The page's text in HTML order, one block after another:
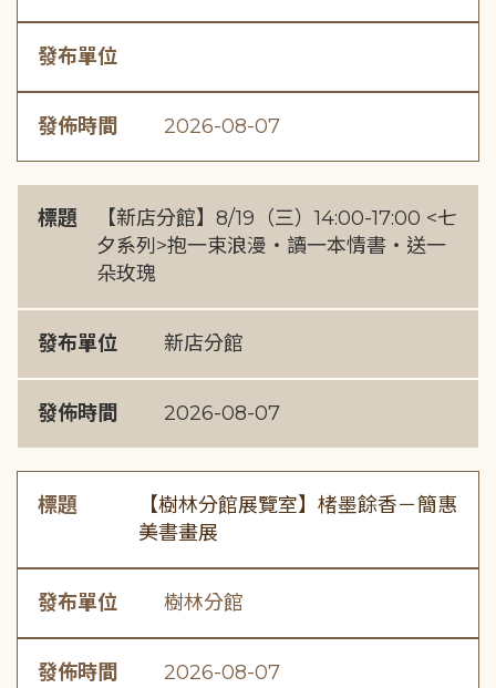
發布單位
發佈時間 2026-08-07
標題
【新店分館】8/19（三）14:00-17:00 <七
夕系列>抱一束浪漫・讀一本情書・送一
朵玫瑰
發布單位 新店分館
發佈時間 2026-08-07
標題
【樹林分館展覽室】楮墨餘香－簡惠
美書畫展
發布單位 樹林分館
發佈時間 2026-08-07